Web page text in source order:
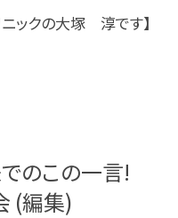
ックの大塚 淳です】
のこの一言!
(編集)